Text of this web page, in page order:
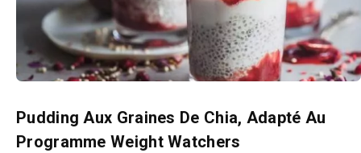
Pudding Aux Graines De Chia, Adapté Au
Programme Weight Watchers